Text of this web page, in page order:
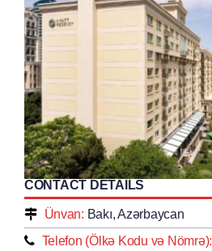
CONTACT DETAILS
Ünvan: Bakı, Azərbaycan
Telefon (Ölkə Kodu və Nömrə):